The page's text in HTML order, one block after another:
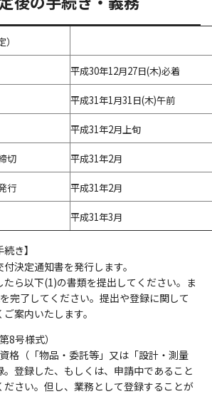
平成30年12月27日(木)必着
平成31年1月31日(木)午前
平成31年2月上旬
切 平成31年2月
行 平成31年2月
平成31年3月
き】
付決定通知書を発行します。
たら以下(1)の書類を提出してください。ま
完了してください。提出や登録に関して
案内いたします。
8号様式）
格（「物品・委託等」又は「設計・測量
。登録した、もしくは、申請中であること
ださい。但し、業務として登録することが